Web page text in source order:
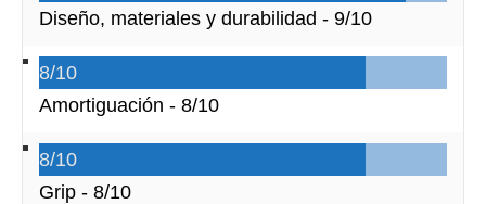
Diseño, materiales y durabilidad - 9/10
8/10
Amortiguación - 8/10
8/10
Grip - 8/10